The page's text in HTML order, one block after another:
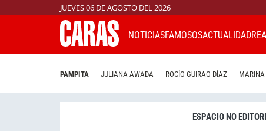
JUEVES 06 DE AGOSTO DEL 2026
NOTICIASFAMOSOSACTUALIDAD
PAMPITA JULIANA AWADA ROCÍO GUIRAO DÍAZ MARINA
ESPACIO NO